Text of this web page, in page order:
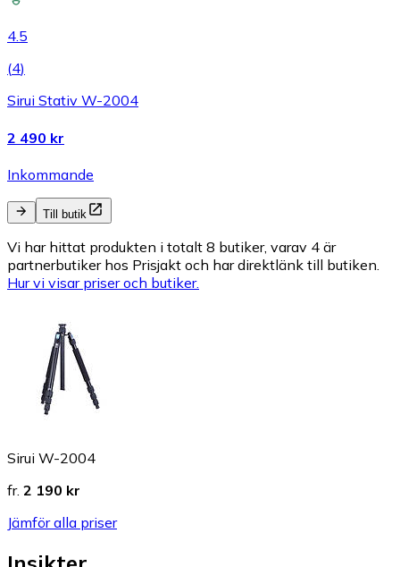
4.5
(4)
Sirui Stativ W-2004
2 490 kr
Inkommande
Till butik
Vi har hittat produkten i totalt 8 butiker, varav 4 är
partnerbutiker hos Prisjakt och har direktlänk till butiken.
Hur vi visar priser och butiker.
Sirui W-2004
fr. 2 190 kr
Jämför alla priser